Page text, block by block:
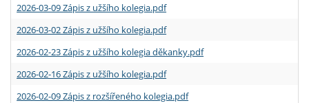
2026-03-09 Zápis z užšího kolegia.pdf
2026-03-02 Zápis z užšího kolegia.pdf
2026-02-23 Zápis z užšího kolegia děkanky.pdf
2026-02-16 Zápis z užšího kolegia.pdf
2026-02-09 Zápis z rozšířeného kolegia.pdf